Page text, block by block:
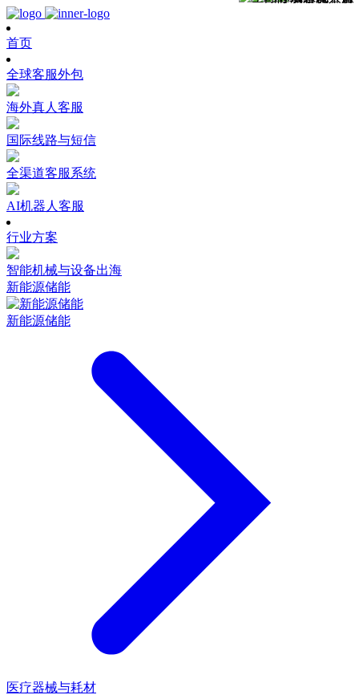
首页
全球客服外包
海外真人客服
国际线路与短信
全渠道客服系统
AI机器人客服
行业方案
智能机械与设备出海
新能源储能
新能源储能
医疗器械与耗材